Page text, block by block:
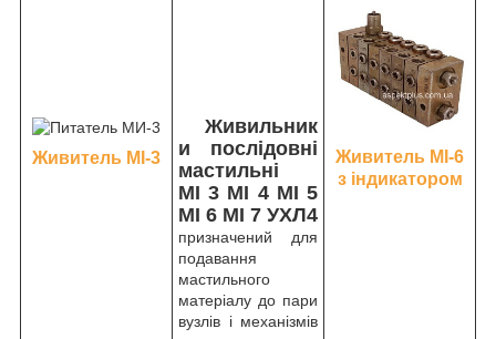
Живитель МІ-3
Живильник
и послідовні
мастильні
MІ 3 MІ 4 MI 5
MІ 6 MІ 7 УХЛ4
призначений для
подавання
мастильного
матеріалу до пари
вузлів і механізмів
Живитель МІ-6
з індикатором